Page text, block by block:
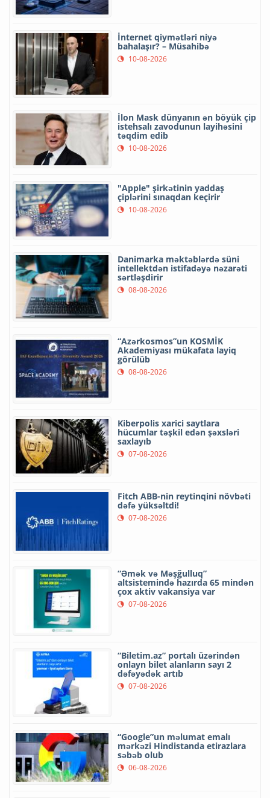
İnternet qiymətləri niyə
bahalaşır? – Müsahibə
10-08-2026
İlon Mask dünyanın ən böyük çip
istehsalı zavodunun layihəsini
təqdim edib
10-08-2026
"Apple" şirkətinin yaddaş
çiplərini sınaqdan keçirir
10-08-2026
Danimarka məktəblərdə süni
intellektdən istifadəyə nəzarəti
sərtləşdirir
08-08-2026
“Azərkosmos”un KOSMİK
Akademiyası mükafata layiq
görülüb
08-08-2026
Kiberpolis xarici saytlara
hücumlar təşkil edən şəxsləri
saxlayıb
07-08-2026
Fitch ABB-nin reytinqini növbəti
dəfə yüksəltdi!
07-08-2026
“Əmək və Məşğulluq”
altsistemində hazırda 65 mindən
çox aktiv vakansiya var
07-08-2026
“Biletim.az” portalı üzərindən
onlayn bilet alanların sayı 2
dəfəyədək artıb
07-08-2026
“Google”un məlumat emalı
mərkəzi Hindistanda etirazlara
səbəb olub
06-08-2026